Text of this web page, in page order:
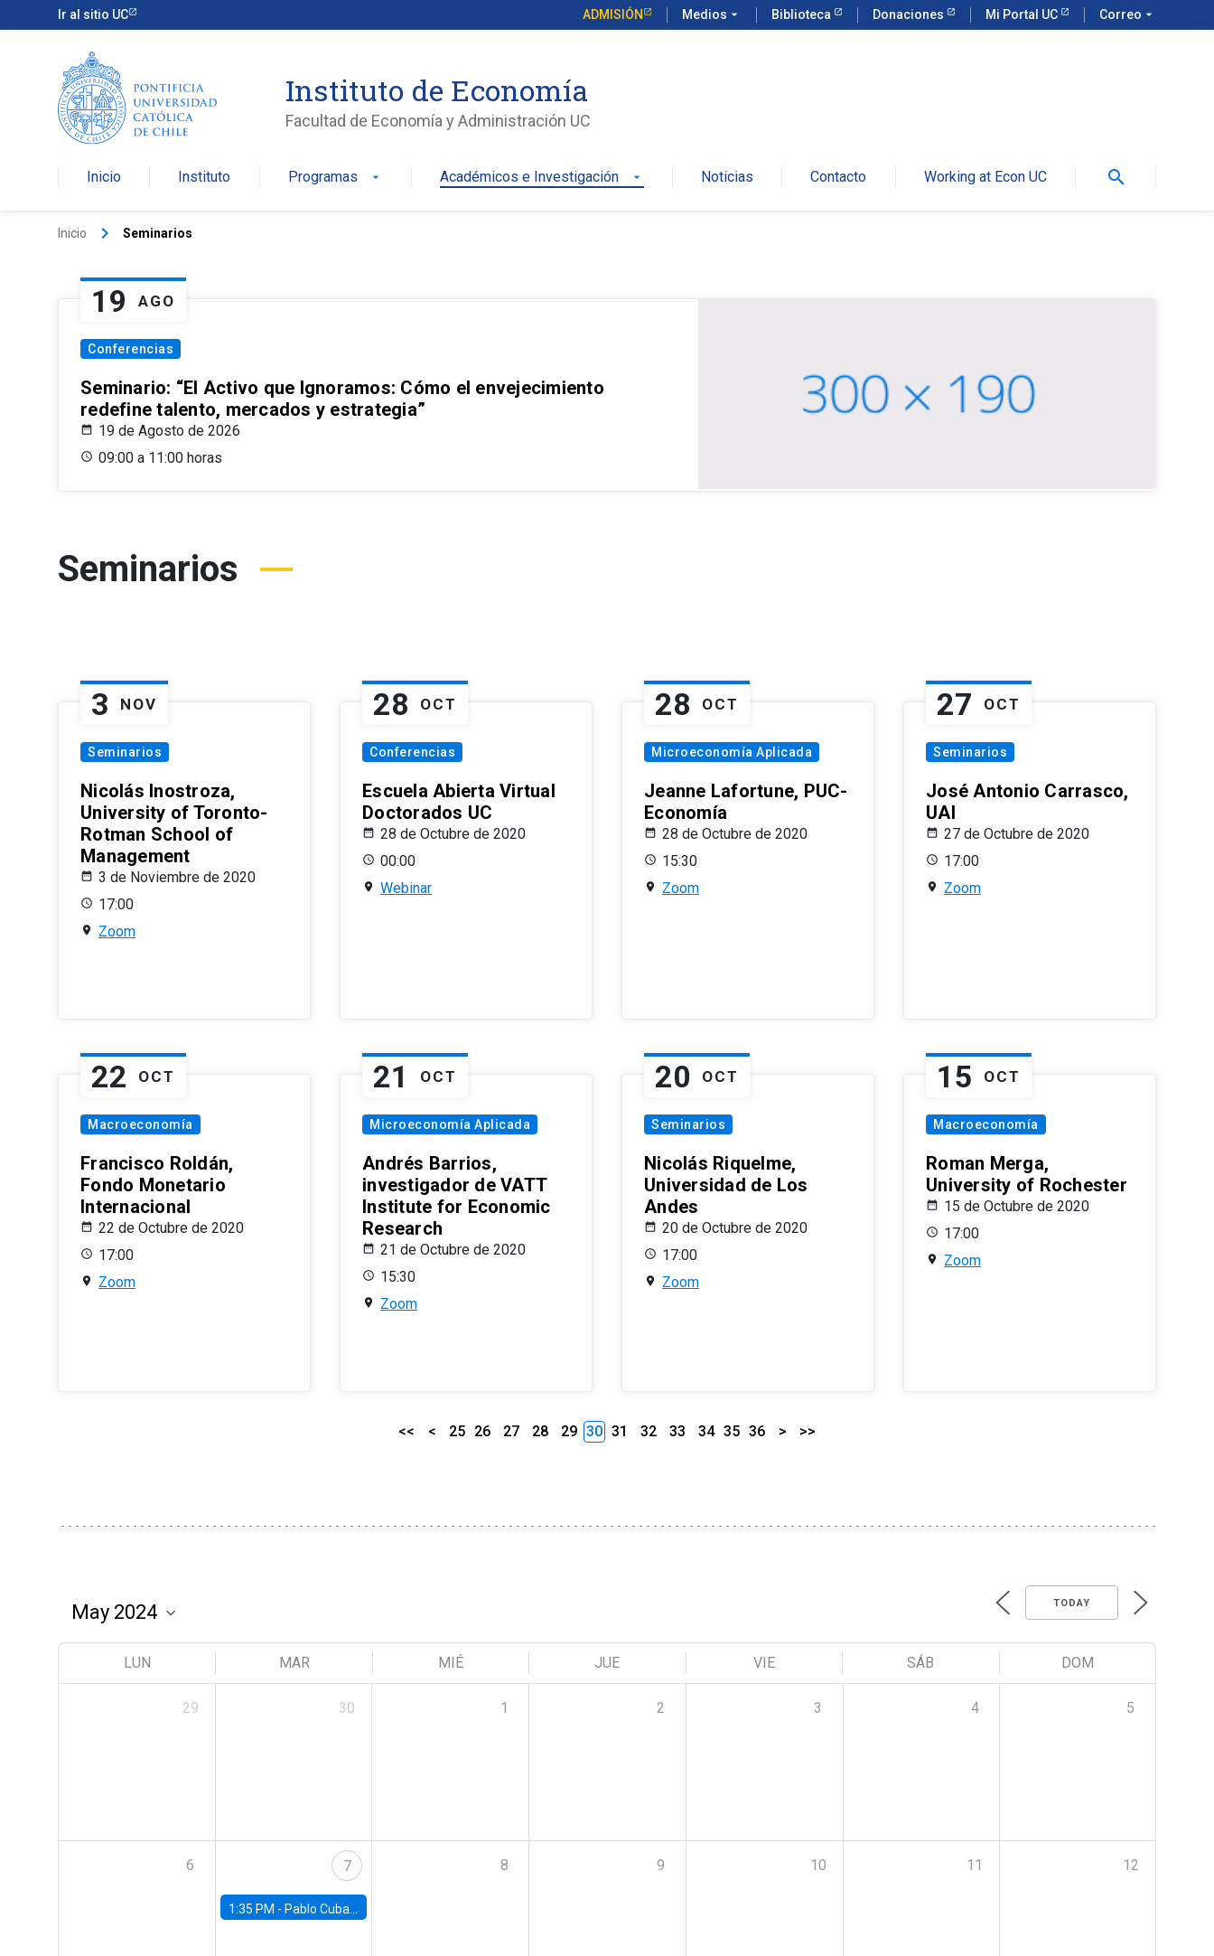
Ir al sitio UC ADMISIÓN Medios arrow_drop_down Biblioteca Donaciones Mi Portal UC Correo arrow_drop_down
Instituto de Economía
Facultad de Economía y Administración UC
Inicio Instituto Programas arrow_drop_down Académicos e Investigación arrow_drop_down Noticias Contacto Working at Econ UC search
Inicio keyboard_arrow_right Seminarios
19 AGO
Conferencias
Seminario: “El Activo que Ignoramos: Cómo el envejecimiento
redefine talento, mercados y estrategia”
19 de Agosto de 2026
09:00 a 11:00 horas
Seminarios
3 NOV
Seminarios
Nicolás Inostroza,
University of Toronto-
Rotman School of
Management
3 de Noviembre de 2020
17:00
Zoom
28 OCT
Conferencias
Escuela Abierta Virtual
Doctorados UC
28 de Octubre de 2020
00:00
Webinar
28 OCT
Microeconomía Aplicada
Jeanne Lafortune, PUC-
Economía
28 de Octubre de 2020
15:30
Zoom
27 OCT
Seminarios
José Antonio Carrasco,
UAI
27 de Octubre de 2020
17:00
Zoom
22 OCT
Macroeconomía
Francisco Roldán,
Fondo Monetario
Internacional
22 de Octubre de 2020
17:00
Zoom
21 OCT
Microeconomía Aplicada
Andrés Barrios,
investigador de VATT
Institute for Economic
Research
21 de Octubre de 2020
15:30
Zoom
20 OCT
Seminarios
Nicolás Riquelme,
Universidad de Los
Andes
20 de Octubre de 2020
17:00
Zoom
15 OCT
Macroeconomía
Roman Merga,
University of Rochester
15 de Octubre de 2020
17:00
Zoom
<< < 25 26 27 28 29 30 31 32 33 34 35 36 > >>
TODAY
LUN MAR MIÉ JUE VIE SÁB DOM
29 30 1 2 3 4 5
6 7
1:35 PM - Pablo Cuba, FED Board
8 9 10 11 12